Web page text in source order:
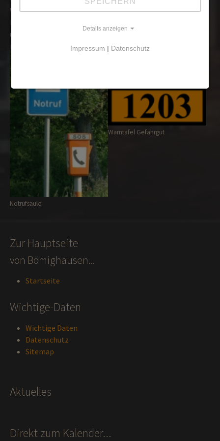
Notrufsäule
Warntafel Gefahrgut
Warntafeln, welche vorne, hinten und seitlich am Fahrzeug
unbedingt die auf den Warntafeln angegebenen Nummern
Zur Hauptseite
von Bömighausen...
Startseite
Wichtige-Daten
Wichtige Daten
Datenschutz
Sitemap
Aktuelles
Direkt zum Kalender...
Details anzeigen
Impressum | Datenschutz